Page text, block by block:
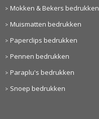
Mokken & Bekers bedrukken
Muismatten bedrukken
Paperclips bedrukken
Pennen bedrukken
Paraplu's bedrukken
Snoep bedrukken